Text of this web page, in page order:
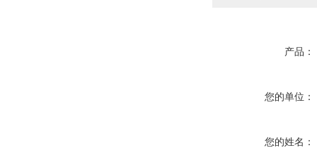
产品：
您的单位：
您的姓名：